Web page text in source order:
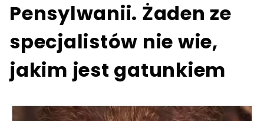
Pensylwanii. Żaden ze
specjalistów nie wie,
jakim jest gatunkiem